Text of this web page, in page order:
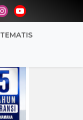
TEMATIS